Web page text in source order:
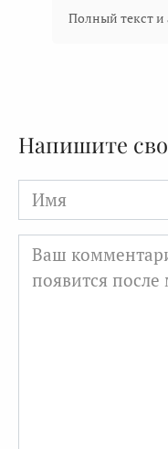
Полный текст и
Напишите
Имя